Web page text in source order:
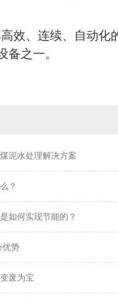
效、连续、自动化
备之一。
泥水处理解决方案
？
如何实现节能的？
优势
废为宝